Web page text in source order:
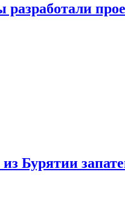
разработали
Бурятии